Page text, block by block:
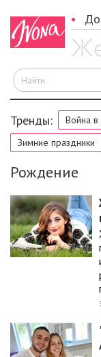
Тренды: Война в
Зимние праздники
Рождение